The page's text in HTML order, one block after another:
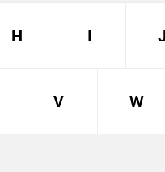
H I
V W